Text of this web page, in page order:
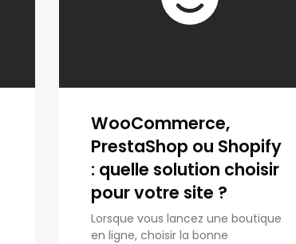
WooCommerce,
PrestaShop ou Shopify
: quelle solution choisir
pour votre site ?
Lorsque vous lancez une boutique
en ligne, choisir la bonne